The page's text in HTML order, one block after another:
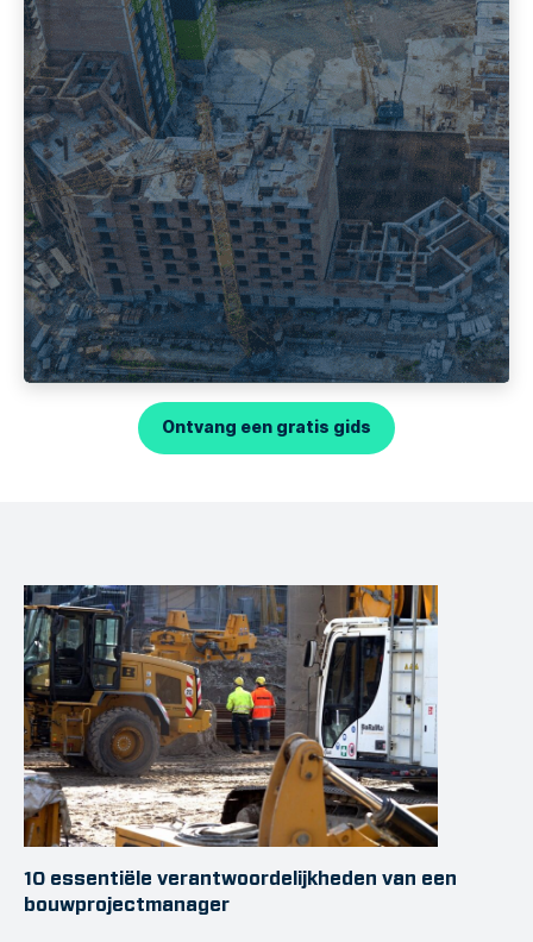
Ontvang een gratis gids
10 essentiële verantwoordelijkheden van een
bouwprojectmanager